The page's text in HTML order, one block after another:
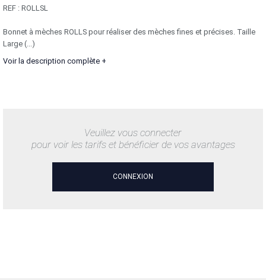
REF : ROLLSL
Bonnet à mèches ROLLS pour réaliser des mèches fines et précises. Taille
Large (...)
Voir la description complète +
Veuillez vous connecter
pour voir les tarifs et bénéficier de vos avantages
CONNEXION